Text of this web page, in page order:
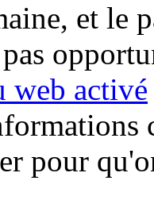
et le
web activé
pour